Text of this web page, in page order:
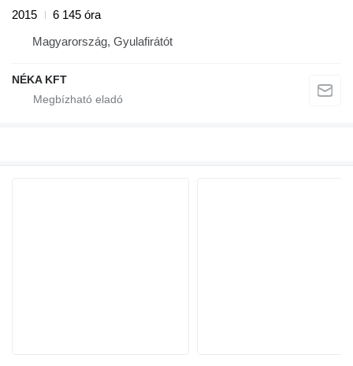
2015
6 145 óra
Magyarország, Gyulafirátót
NÉKA KFT